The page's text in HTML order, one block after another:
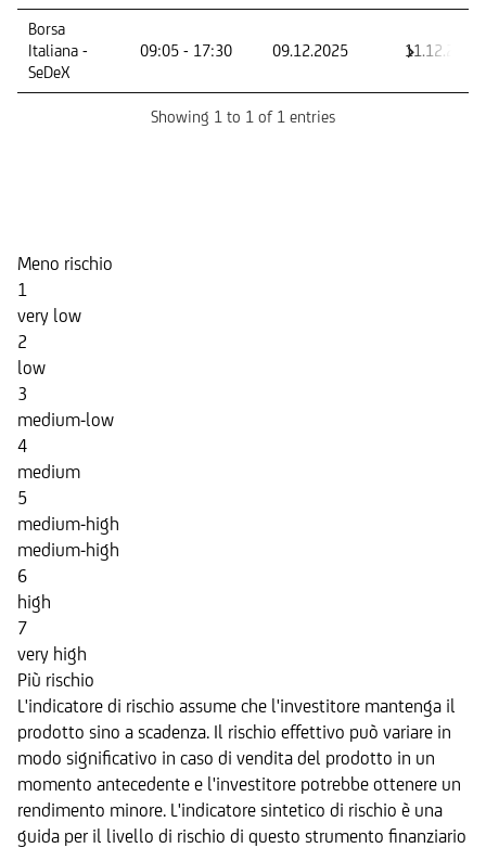
Segmento
negoziazione
di
giorno di
Borsa
Italiana -
SeDeX
09:05 - 17:30 09.12.2025 11.12.2028
Showing 1 to 1 of 1 entries
Meno rischio
1
very low
2
low
3
medium-low
4
medium
5
medium-high
medium-high
6
high
7
very high
Più rischio
L'indicatore di rischio assume che l'investitore mantenga il
prodotto sino a scadenza. Il rischio effettivo può variare in
modo significativo in caso di vendita del prodotto in un
momento antecedente e l'investitore potrebbe ottenere un
rendimento minore. L'indicatore sintetico di rischio è una
guida per il livello di rischio di questo strumento finanziario